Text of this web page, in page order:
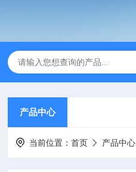
产品中心
当前位置：首页 产品中心